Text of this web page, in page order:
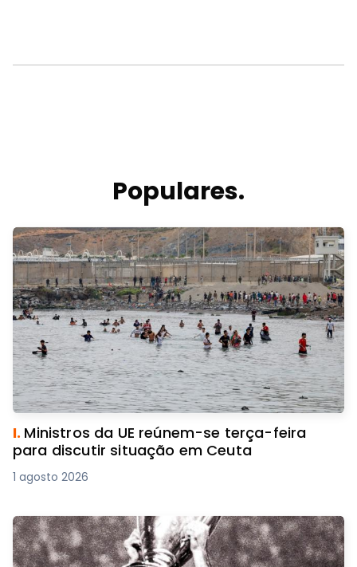
Populares.
I. Ministros da UE reúnem-se terça-feira
para discutir situação em Ceuta
1 agosto 2026